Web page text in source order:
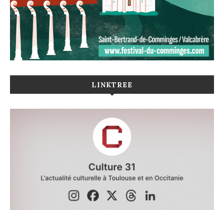
LINKTREE